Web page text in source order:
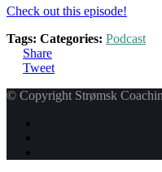
Check out this episode!
Tags: Categories: Podcast
Share
Tweet
© Copyright Strømsk